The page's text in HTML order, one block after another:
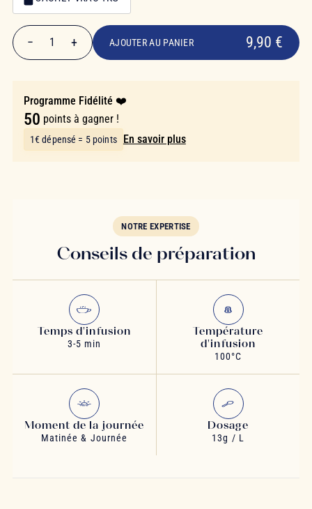
Emballage
9,90 €
− 1 + AJOUTER AU PANIER 9,90 €
Programme Fidélité ❤️
50 points à gagner !
1€ dépensé = 5 points En savoir plus
NOTRE EXPERTISE
Conseils de préparation
Temps d'infusion
3-5 min
Température
d'infusion
100°C
Moment de la journée
Matinée & Journée
Dosage
13g / L